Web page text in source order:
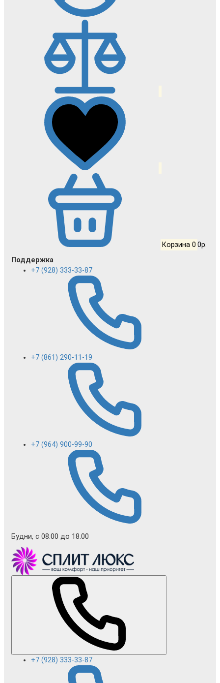
Корзина 0 0р.
Поддержка
+7 (928) 333-33-87
+7 (861) 290-11-19
+7 (964) 900-99-90
Будни, с 08.00 до 18.00
+7 (928) 333-33-87